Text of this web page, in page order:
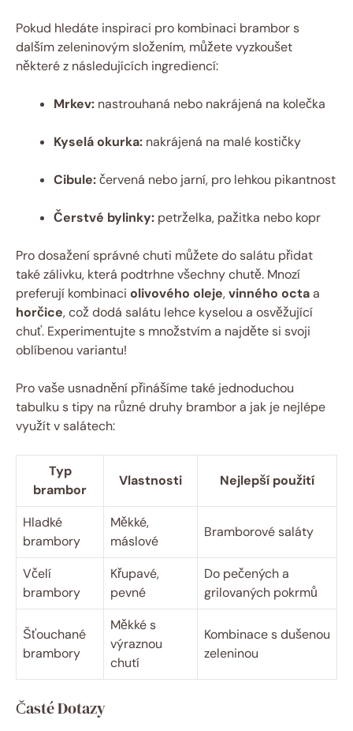
Pokud hledáte inspiraci pro kombinaci brambor s
dalším zeleninovým složením, můžete vyzkoušet
některé z následujících ingrediencí:
Mrkev: nastrouhaná nebo nakrájená na kolečka
Kyselá okurka: nakrájená na malé kostičky
Cibule:červená nebo jarní, pro lehkou pikantnost
Čerstvé bylinky: petrželka, pažitka nebo kopr
Pro dosažení správné chuti můžete do salátu přidat
také zálivku, která podtrhne všechny chutě. Mnozí
preferují kombinaci olivového oleje,vinného octaa
horčice, což dodá salátu lehce kyselou a osvěžující
chuť. Experimentujte s množstvím a najděte si svoji
oblíbenou variantu!
Pro vaše usnadnění přinášíme také jednoduchou
tabulku s tipy na různé druhy brambor a jak je nejlépe
využít v salátech:
Typ
brambor
Vlastnosti Nejlepší použití
Hladké
brambory
Měkké,
máslové
Bramborové saláty
Včelí
brambory
Křupavé,
pevné
Do pečených a
grilovaných pokrmů
Šťouchané
brambory
Měkké s
výraznou
chutí
Kombinace s dušenou
zeleninou
Časté Dotazy